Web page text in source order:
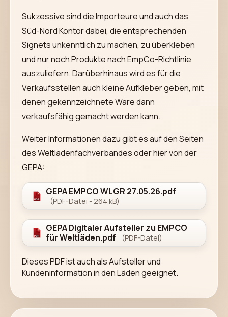
Sukzessive sind die Importeure und auch das
Süd-Nord Kontor dabei, die entsprechenden
Signets unkenntlich zu machen, zu überkleben
und nur noch Produkte nach EmpCo-Richtlinie
auszuliefern. Darüberhinaus wird es für die
Verkaufsstellen auch kleine Aufkleber geben, mit
denen gekennzeichnete Ware dann
verkaufsfähig gemacht werden kann.
Weiter Informationen dazu gibt es auf den Seiten
des Weltladenfachverbandes oder hier von der
GEPA:
GEPA EMPCO WLGR 27.05.26.pdf
(PDF-Datei - 264 kB)
GEPA Digitaler Aufsteller zu EMPCO
für Weltläden.pdf
(PDF-Datei)
Dieses PDF ist auch als Aufsteller und
Kundeninformation in den Läden geeignet.